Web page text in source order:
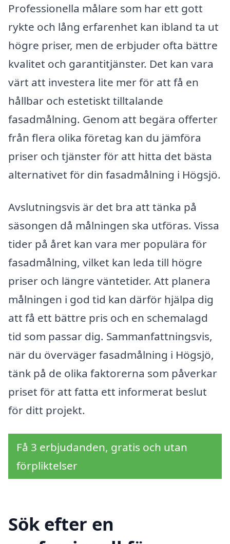
Professionella målare som har ett gott
rykte och lång erfarenhet kan ibland ta ut
högre priser, men de erbjuder ofta bättre
kvalitet och garantitjänster. Det kan vara
värt att investera lite mer för att få en
hållbar och estetiskt tilltalande
fasadmålning. Genom att begära offerter
från flera olika företag kan du jämföra
priser och tjänster för att hitta det bästa
alternativet för din fasadmålning i Högsjö.
Avslutningsvis är det bra att tänka på
säsongen då målningen ska utföras. Vissa
tider på året kan vara mer populära för
fasadmålning, vilket kan leda till högre
priser och längre väntetider. Att planera
målningen i god tid kan därför hjälpa dig
att få ett bättre pris och en schemalagd
tid som passar dig. Sammanfattningsvis,
när du överväger fasadmålning i Högsjö,
tänk på de olika faktorerna som påverkar
priset för att fatta ett informerat beslut
för ditt projekt.
Få 3 erbjudanden, gratis och utan
förpliktelser
Sök efter en